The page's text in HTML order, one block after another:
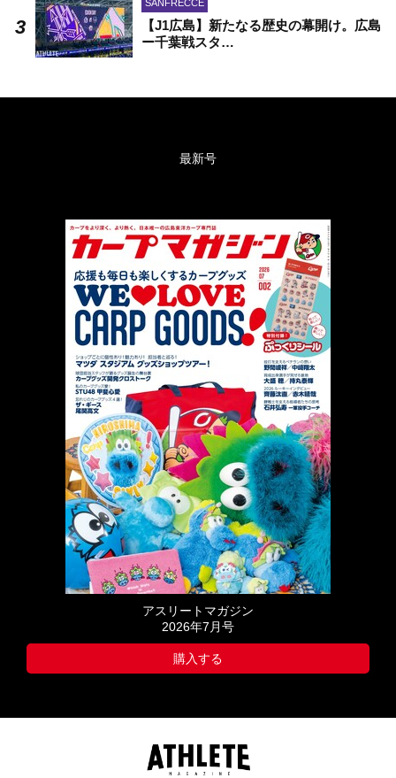
SANFRECCE
【J1広島】新たなる歴史の幕開け。広島
ー千葉戦スタ…
最新号
アスリートマガジン
2026年7月号
購入する